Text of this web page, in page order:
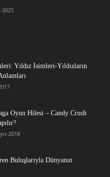
2025
Yıldız İsimleri-Yıldızların
Oyun Hilesi – Candy Crush
2018
Buluşlarıyla Dünyanın